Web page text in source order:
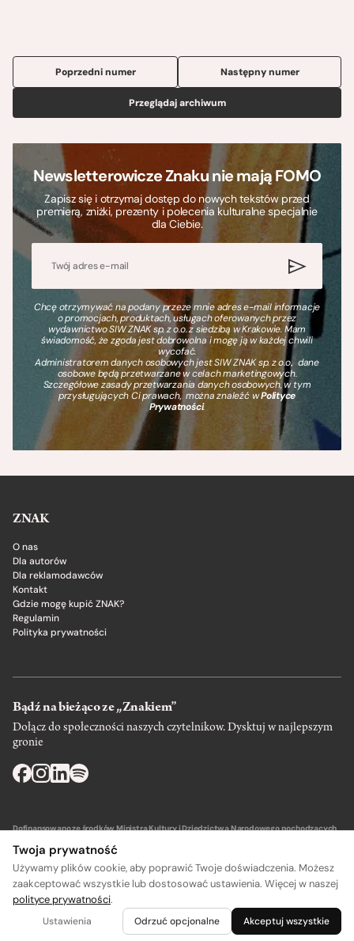
Poprzedni numer
Przeglądaj archiwum
Następny numer
Newsletterowicze Znaku nie mają FOMO
Zapisz się i otrzymaj dostęp do nowych tekstów przed
premierą, zniżki, prezenty i polecenia kulturalne specjalnie
dla Ciebie.
Chcę otrzymywać na podany przeze mnie adres e-mail informacje
o promocjach, produktach, usługach oferowanych przez
wydawnictwo SIW ZNAK sp. z o.o. z siedzibą w Krakowie. Mam
świadomość, że zgoda jest dobrowolna i mogę ją w każdej chwili
wycofać.
Administratorem danych osobowych jest SIW ZNAK sp. z o.o., dane
osobowe będą przetwarzane w celach marketingowych.
Szczegółowe zasady przetwarzania danych osobowych, w tym
przysługujących Ci prawach, można znaleźć wPolityce
Prywatności.
ZNAK
O nas
Dla autorów
Dla reklamodawców
Kontakt
Gdzie mogę kupić ZNAK?
Regulamin
Polityka prywatności
Bądź na bieżąco ze „Znakiem”
Dołącz do społeczności naszych czytelnikow. Dysktuj w najlepszym
gronie
Dofinansowano ze środków Ministra Kultury i Dziedzictwa Narodowego pochodzących
Wydawca: SIW Znak w Krakowie
Twoja prywatność
Używamy plików cookie, aby poprawić Twoje doświadczenia. Możesz
zaakceptować wszystkie lub dostosować ustawienia. Więcej w naszej
polityce prywatności.
Ustawienia Odrzuć opcjonalne Akceptuj wszystkie